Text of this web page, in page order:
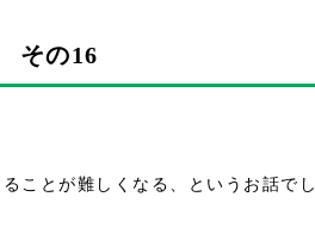
その16
ことが難しくなる、というお話でし